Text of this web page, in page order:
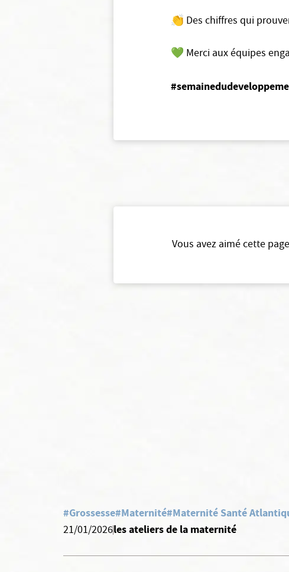
👏 Des chiffres qui
💚 Merci aux équipes
Vous avez aimé cette
#Grossesse#Maternité#Maternité Santé
21/01/2026les ateliers de la maternité